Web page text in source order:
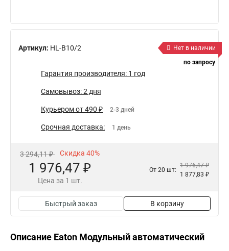
Артикул: HL-B10/2
Нет в наличии
по запросу
Гарантия производителя: 1 год
Самовывоз: 2 дня
Курьером от 490 ₽ 2-3 дней
Срочная доставка: 1 день
3 294,11 ₽ Скидка 40%
1 976,47 ₽
Цена за 1 шт.
От 20 шт:
1 976,47 ₽
1 877,83 ₽
Быстрый заказ В корзину
Описание Eaton Модульный автоматический